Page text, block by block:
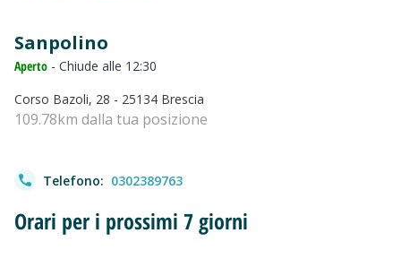
Sanpolino
Aperto - Chiude alle 12:30
Corso Bazoli, 28 - 25134 Brescia
109.78km dalla tua posizione
Telefono: 0302389763
Orari per i prossimi 7 giorni